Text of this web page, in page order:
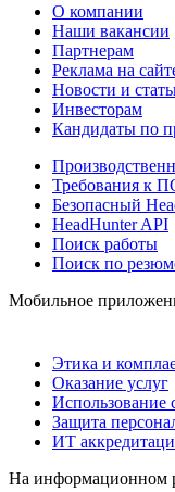
О компании
Наши вакансии
Партнерам
Реклама на
Новости и
Инвесторам
Кандидаты по
Требования к
Безопасный
HeadHunter API
Поиск работы
Поиск по
Мобильное
Этика и
Оказание услуг
Использование
Защита
ИТ
На информационном